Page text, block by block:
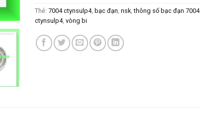
Thẻ: 7004 ctynsulp4, bạc đạn, nsk,thông số bạc đạn 7004
ctynsulp4, vòng bi